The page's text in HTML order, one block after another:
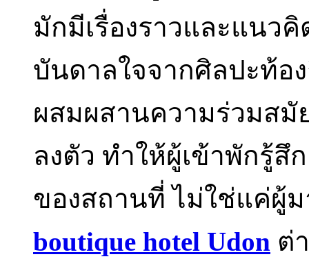
มักมีเรื่องราวและแนวคิ
บันดาลใจจากศิลปะท้อ
ผสมผสานความร่วมสมั
ลงตัว ทำให้ผู้เข้าพักรู้สึ
ของสถานที่ ไม่ใช่แค่ผู้
boutique hotel Udon ต่